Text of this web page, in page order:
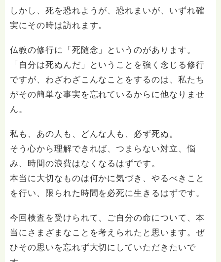
しかし、死を恐れようが、恐れまいが、いずれ確
実にその時は訪れます。
仏教の修行に「死随念」というのがあります。
「自分は死ぬんだ」ということを強く念じる修行
ですが、わざわざこんなことをするのは、私たち
がその簡単な事実を忘れているからに他なりませ
ん。
私も、あの人も、どんな人も、必ず死ぬ。
そう心から理解できれば、つまらない対立、悩
み、時間の浪費はなくなるはずです。
本当に大切なものは何かに気づき、やるべきこと
を行い、限られた時間を必死に生きるはずです。
今回検査を受けられて、ご自分の命について、本
当にさまざまなことを考えられたと思います。ぜ
ひその思いを忘れず大切にしていただきたいで